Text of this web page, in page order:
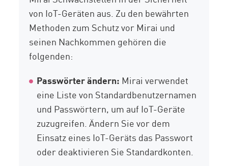
von IoT-Geräten aus. Zu den bewährten
Methoden zum Schutz vor Mirai und
seinen Nachkommen gehören die
folgenden:
Passwörter ändern: Mirai verwendet
eine Liste von Standardbenutzernamen
und Passwörtern, um auf IoT-Geräte
zuzugreifen. Ändern Sie vor dem
Einsatz eines IoT-Geräts das Passwort
oder deaktivieren Sie Standardkonten.